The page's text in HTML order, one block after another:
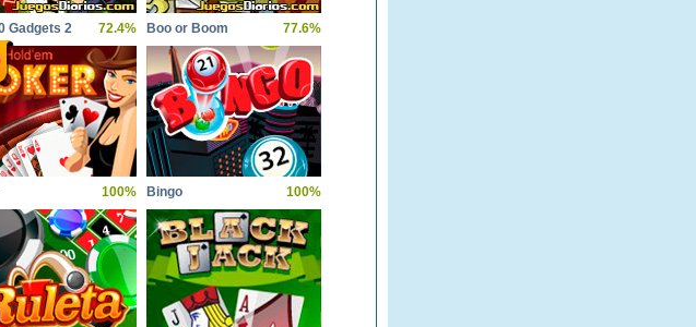
Gadgets 2 72.4% Boo or Boom 77.6%
100% Bingo 100%